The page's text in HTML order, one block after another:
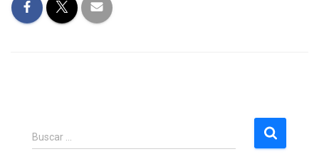
B
u
Buscar …